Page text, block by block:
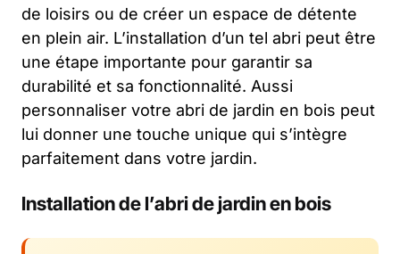
de loisirs ou de créer un espace de détente
en plein air. L’installation d’un tel abri peut être
une étape importante pour garantir sa
durabilité et sa fonctionnalité. Aussi
personnaliser votre abri de jardin en bois peut
lui donner une touche unique qui s’intègre
parfaitement dans votre jardin.
Installation de l’abri de jardin en bois